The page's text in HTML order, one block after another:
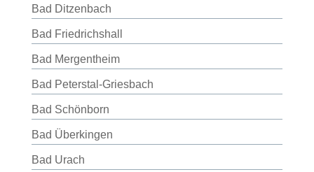
Bad Ditzenbach
Bad Friedrichshall
Bad Mergentheim
Bad Peterstal-Griesbach
Bad Schönborn
Bad Überkingen
Bad Urach